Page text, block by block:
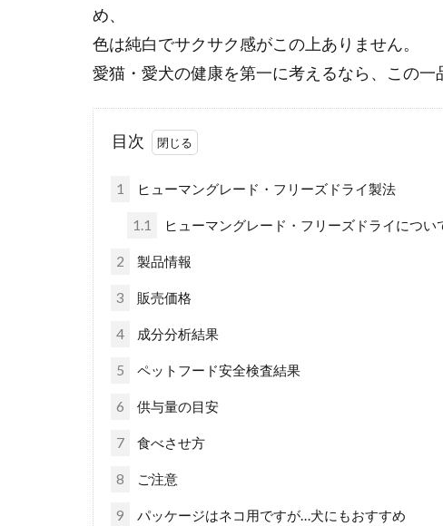
め、
色は純白でサクサク感がこの上ありません。
愛猫・愛犬の健康を第一に考えるなら、この一
目次
1 ヒューマングレード・フリーズドライ製法
1.1 ヒューマングレード・フリーズドライについ
2 製品情報
3 販売価格
4 成分分析結果
5 ペットフード安全検査結果
6 供与量の目安
7 食べさせ方
8 ご注意
9 パッケージはネコ用ですが…犬にもおすすめ